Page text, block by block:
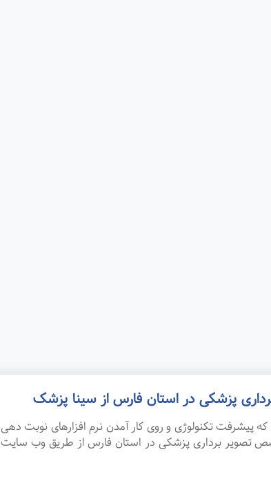
پزشکی در استان فارس از سینا پزشک
پیشرفت تکنولوژی و روی کار آمدن نرم افزارهای نوبت دهی
تصویر برداری پزشکی در استان فارس از طریق وب سایت